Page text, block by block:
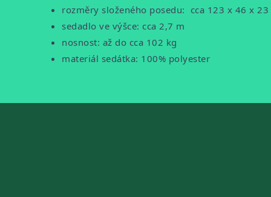
rozměry složeného posedu: cca 123 x 46 x 23
sedadlo ve výšce: cca 2,7 m
nosnost: až do cca 102 kg
materiál sedátka: 100% polyester